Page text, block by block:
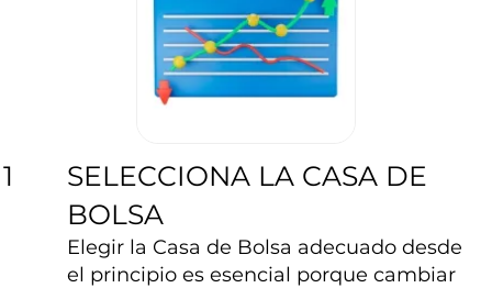
1
SELECCIONA LA CASA DE
BOLSA
Elegir la Casa de Bolsa adecuado desde
el principio es esencial porque cambiar